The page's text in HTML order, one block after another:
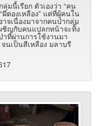
มนี้เรียก ตัวเองว่า “คน
ผีตองเหลือง” แต่ที่ผู้คนใน
าจเนื่องมาจากคนป่ากลุ่ม
ชิญกับคนแปลกหน้าจะทิ้ง
าที่ผ่านการใช้งานมา
นเป็นสีเหลือง มลาบรี